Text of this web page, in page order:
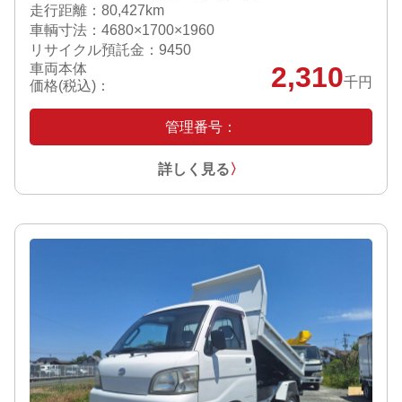
走行距離：80,427km
車輌寸法：4680×1700×1960
リサイクル預託金：9450
車両本体
価格(税込)：
2,310千円
管理番号：
詳しく見る〉